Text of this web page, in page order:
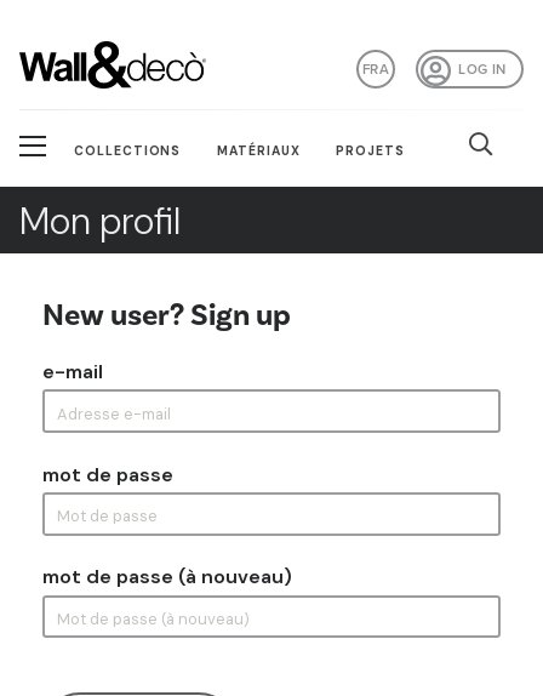
LOG IN
FRA
COLLECTIONS MATÉRIAUX PROJETS
Mon profil
New user? Sign up
e-mail
mot de passe
mot de passe (à nouveau)